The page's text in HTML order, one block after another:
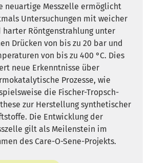
neuartige Messzelle ermöglicht
Untersuchungen mit weicher
harter Röntgenstrahlung unter
Drücken von bis zu 20 bar und
von bis zu 400 °C. Dies
neue Erkenntnisse über
Prozesse, wie
die Fischer-Tropsch-
zur Herstellung synthetischer
Die Entwicklung der
gilt als Meilenstein im
des Care-O-Sene-Projekts.